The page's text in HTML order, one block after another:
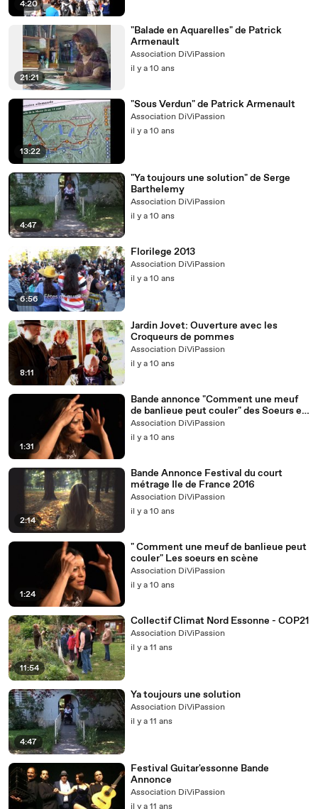
4:20
21:21
"Balade en Aquarelles" de Patrick
Armenault
Association DiViPassion
il y a 10 ans
13:22
"Sous Verdun" de Patrick Armenault
Association DiViPassion
il y a 10 ans
4:47
"Ya toujours une solution" de Serge
Barthelemy
Association DiViPassion
il y a 10 ans
6:56
Florilege 2013
Association DiViPassion
il y a 10 ans
8:11
Jardin Jovet: Ouverture avec les
Croqueurs de pommes
Association DiViPassion
il y a 10 ans
1:31
Bande annonce "Comment une meuf
de banlieue peut couler" des Soeurs en
scène
Association DiViPassion
il y a 10 ans
2:14
Bande Annonce Festival du court
métrage Ile de France 2016
Association DiViPassion
il y a 10 ans
1:24
" Comment une meuf de banlieue peut
couler" Les soeurs en scène
Association DiViPassion
il y a 10 ans
11:54
Collectif Climat Nord Essonne - COP21
Association DiViPassion
il y a 11 ans
4:47
Ya toujours une solution
Association DiViPassion
il y a 11 ans
Festival Guitar'essonne Bande
Annonce
Association DiViPassion